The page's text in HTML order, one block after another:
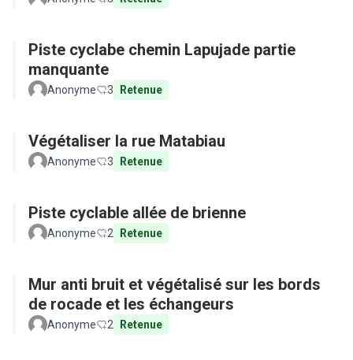
Piste cyclabe chemin Lapujade partie
manquante
Anonyme 3 Retenue
Végétaliser la rue Matabiau
Anonyme 3 Retenue
Piste cyclable allée de brienne
Anonyme 2 Retenue
Mur anti bruit et végétalisé sur les bords
de rocade et les échangeurs
Anonyme 2 Retenue